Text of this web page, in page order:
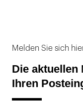
Melden Sie sich
Die aktuellen
Ihren